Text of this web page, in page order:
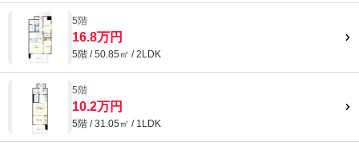
5階
16.8万円
5階 / 50.85㎡ / 2LDK
5階
10.2万円
5階 / 31.05㎡ / 1LDK